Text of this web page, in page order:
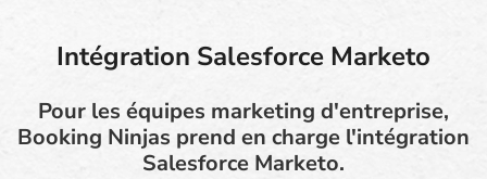
Intégration Salesforce Marketo
Pour les équipes marketing d'entreprise,
Booking Ninjas prend en charge l'intégration
Salesforce Marketo.